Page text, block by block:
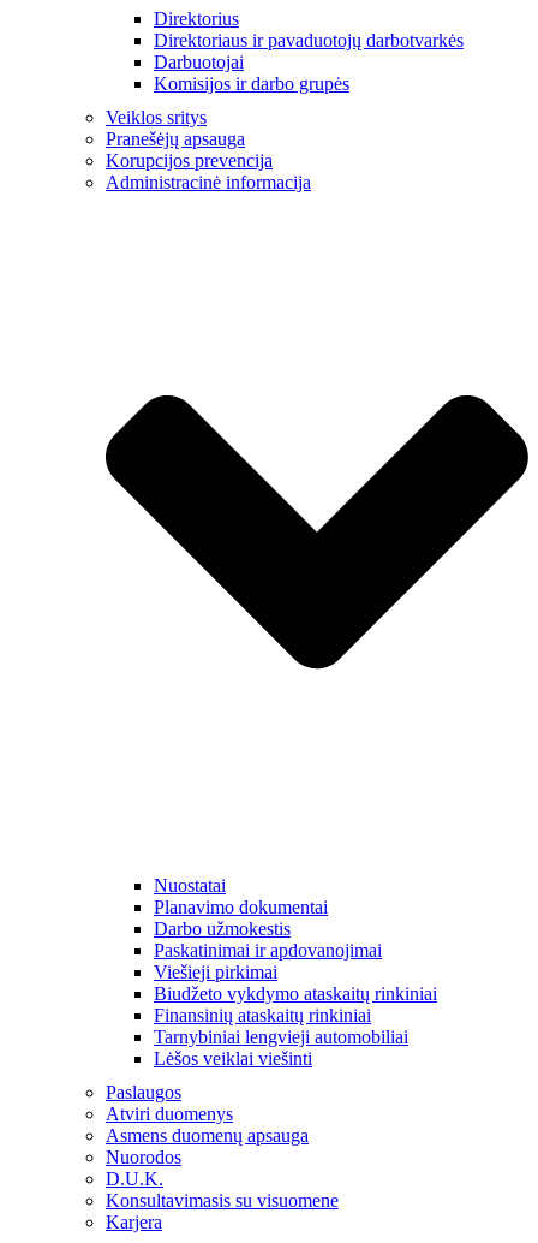
Direktorius
Direktoriaus ir pavaduotojų darbotvarkės
Darbuotojai
Komisijos ir darbo grupės
Veiklos sritys
Pranešėjų apsauga
Korupcijos prevencija
Administracinė informacija
Nuostatai
Planavimo dokumentai
Darbo užmokestis
Paskatinimai ir apdovanojimai
Viešieji pirkimai
Biudžeto vykdymo ataskaitų rinkiniai
Finansinių ataskaitų rinkiniai
Tarnybiniai lengvieji automobiliai
Lėšos veiklai viešinti
Paslaugos
Atviri duomenys
Asmens duomenų apsauga
Nuorodos
D.U.K.
Konsultavimasis su visuomene
Karjera